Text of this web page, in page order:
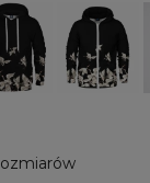
Bluza
zamkiem
Black
Cranes